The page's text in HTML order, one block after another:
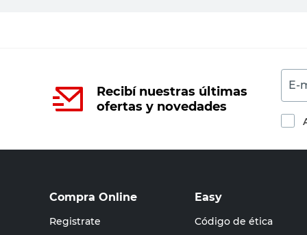
Recibí nuestras últimas
ofertas y novedades
E-
Compra Online
Registrate
Easy
Código de ética